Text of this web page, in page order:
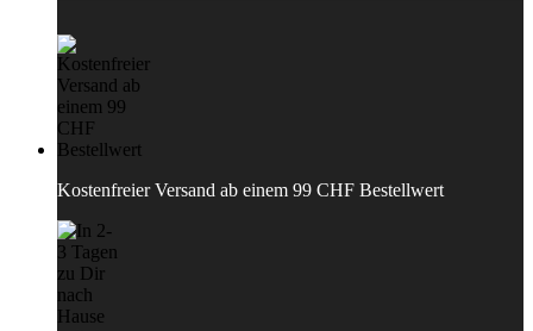
Kostenfreier Versand ab einem 99 CHF Bestellwert